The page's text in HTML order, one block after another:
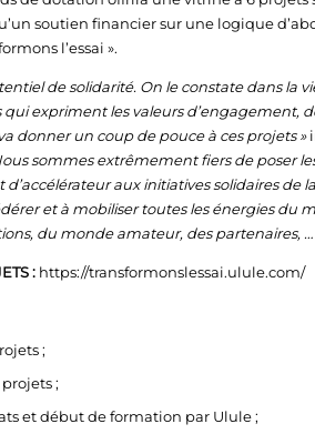
soutien financier sur une logique
l’essai ».
de solidarité. On le constate dans la
expriment les valeurs d’engagement,
donner un coup de pouce à ces projets »
sommes extrêmement fiers de poser
aux initiatives solidaires de
et à mobiliser toutes les énergies du
du monde amateur, des partenaires, …
: https://transformonslessai.ulule.com/
;
;
et début de formation par Ulule ;